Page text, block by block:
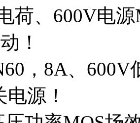
荷、600V电
！
，8A、
源！